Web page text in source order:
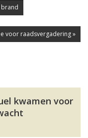
brand
voor raadsvergadering »
kwamen voor